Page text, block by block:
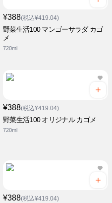
¥388(税込¥419.04)
野菜生活100 マンゴーサラダ カゴ
メ
720ml
¥388(税込¥419.04)
野菜生活100 オリジナル カゴメ
720ml
¥388(税込¥419.04)